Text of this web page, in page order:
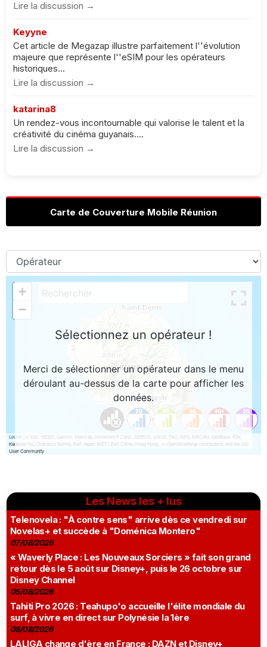
Lire la discussion →
Keyyne
Cet article de Megazap illustre parfaitement l''évolution
majeure que représente l''eSIM pour les opérateurs
historiques...
Lire la discussion →
katarina8
Un rendez-vous incontournable qui valorise le talent et la
créativité du cinéma guyanais....
Lire la discussion →
Carte de Couverture Mobile Réunion
Les News les + lus
Telenovela : "À contre sens" arrive dès ce vendredi sur
Novelas+ et succède à "Doménica Montero"
07/08/2026
« Waverly Place : Les Nouveaux Sorciers » fait son grand
retour dès le 5 août sur Disney+, puis le 26 octobre sur
Disney Channel
05/08/2026
Tahiti Pro 2026 : Teahupo'o accueille l'élite mondiale du
surf, à vivre en direct sur Polynésie la 1ère
08/08/2026
LALIGA change d'ère en France : DAZN et Disney+